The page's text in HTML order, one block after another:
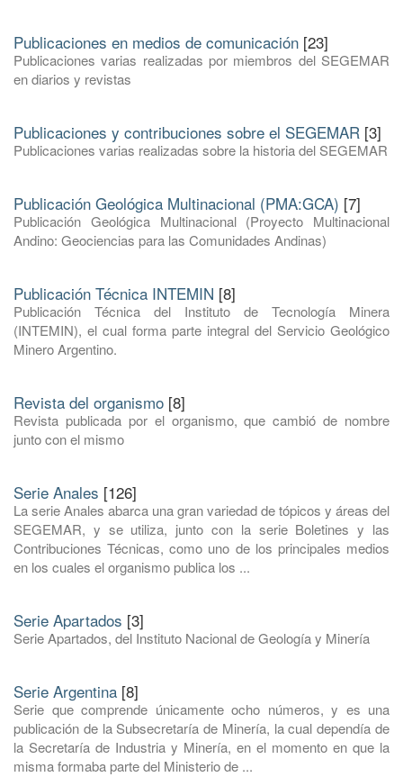
Publicaciones en medios de comunicación [23]
Publicaciones varias realizadas por miembros del SEGEMAR
en diarios y revistas
Publicaciones y contribuciones sobre el SEGEMAR [3]
Publicaciones varias realizadas sobre la historia del SEGEMAR
Publicación Geológica Multinacional (PMA:GCA) [7]
Publicación Geológica Multinacional (Proyecto Multinacional
Andino: Geociencias para las Comunidades Andinas)
Publicación Técnica INTEMIN [8]
Publicación Técnica del Instituto de Tecnología Minera
(INTEMIN), el cual forma parte integral del Servicio Geológico
Minero Argentino.
Revista del organismo [8]
Revista publicada por el organismo, que cambió de nombre
junto con el mismo
Serie Anales [126]
La serie Anales abarca una gran variedad de tópicos y áreas del
SEGEMAR, y se utiliza, junto con la serie Boletines y las
Contribuciones Técnicas, como uno de los principales medios
en los cuales el organismo publica los ...
Serie Apartados [3]
Serie Apartados, del Instituto Nacional de Geología y Minería
Serie Argentina [8]
Serie que comprende únicamente ocho números, y es una
publicación de la Subsecretaría de Minería, la cual dependía de
la Secretaría de Industria y Minería, en el momento en que la
misma formaba parte del Ministerio de ...